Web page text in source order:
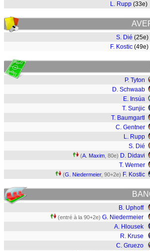
L. Rupp (33e)
S. Dié (25e)
F. Kostic (49e)
P. Tyton
D. Schwaab
E. Insúa
T. Sunjic
T. Baumgartl
C. Gentner
L. Rupp
S. Dié
(A. Maxim , 80e) D. Didavi
T. Werner
(G. Niedermeier, 90+2e) F. Kostic
B. Uphoff
(entré à la 90+2e) G. Niedermeier
A. Hlousek
R. Kruse
C. Gruezo